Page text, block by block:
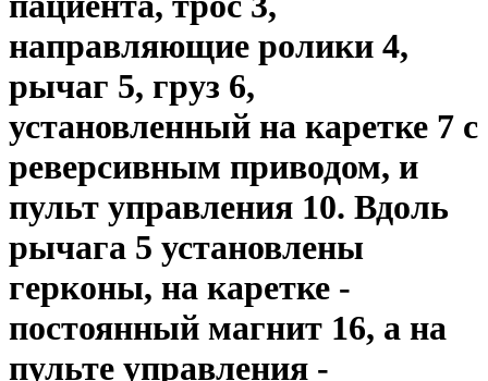
направляющие ролики 4,
рычаг 5, груз 6,
установленный на каретке 7 с
реверсивным приводом, и
пульт управления 10. Вдоль
рычага 5 установлены
герконы, на каретке -
постоянный магнит 16, а на
пульте управления -